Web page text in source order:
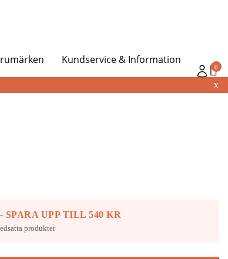
0
Kundservice & Information
X
UPP TILL 540 KR
produkter